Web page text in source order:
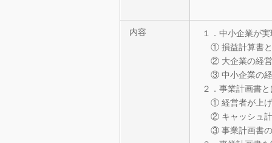
内容
１．中小企業が
① 損益計算書と
② 大企業の経
③ 中小企業の経
２．事業計画書と
① 経営者が上げ
② キャッシュ
③ 事業計画書の